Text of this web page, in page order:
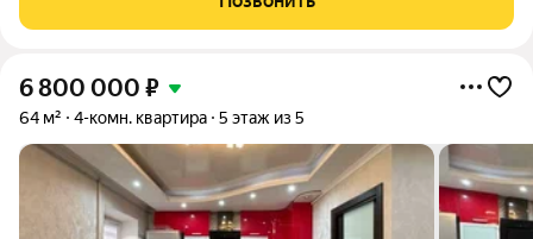
Зонирование пространства
6 800 000 ₽
64 м² 4-комн. квартира 5 этаж из 5